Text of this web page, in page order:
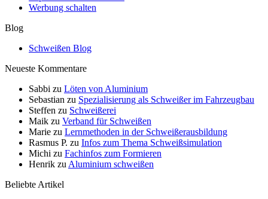
Werbung schalten
Blog
Schweißen Blog
Neueste Kommentare
Sabbi zu Löten von Aluminium
Sebastian zu Spezialisierung als Schweißer im Fahrzeugbau
Steffen zu Schweißerei
Maik zu Verband für Schweißen
Marie zu Lernmethoden in der Schweißerausbildung
Rasmus P. zu Infos zum Thema Schweißsimulation
Michi zu Fachinfos zum Formieren
Henrik zu Aluminium schweißen
Beliebte Artikel